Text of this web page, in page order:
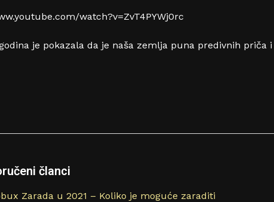
watch?v=ZvT4PYWj0rc
je pokazala da je naša zemlja puna predivnih
članci
Zarada u 2021 – Koliko je moguće zaraditi